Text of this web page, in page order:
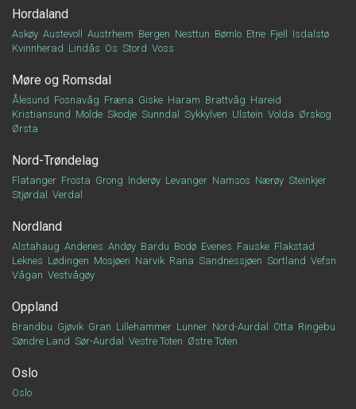
Hordaland
Askøy Austevoll Austrheim Bergen Nesttun Bømlo Etne Fjell
Isdalstø
Kvinnherad Lindås Os Stord Voss
Møre og Romsdal
Ålesund Fosnavåg Fræna Giske Haram Brattvåg Hareid
Kristiansund Molde Skodje Sunndal Sykkylven Ulstein Volda Ørskog
Ørsta
Nord-Trøndelag
Flatanger Frosta Grong Inderøy Levanger Namsos Nærøy Steinkjer
Stjørdal
Verdal
Nordland
Alstahaug Andenes Andøy Bardu Bodø Evenes Fauske Flakstad
Leknes Lødingen Mosjøen Narvik Rana Sandnessjøen Sortland Vefsn
Vågan Vestvågøy
Oppland
Brandbu Gjøvik Gran Lillehammer Lunner Nord-Aurdal Otta Ringebu
Søndre Land Sør-Aurdal Vestre Toten Østre Toten
Oslo
Oslo